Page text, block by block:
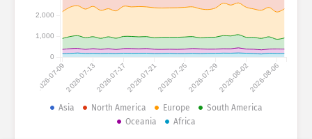
Шабуыл статистикасы: Құрылғылар
Деректер жинағы
2026-07-092026-07-132026-07-172026-07-212026-07-252026-07-292026-08-022026-08-06
0
1,000
2,000
Asia North America Europe
South America
Oceania
Africa